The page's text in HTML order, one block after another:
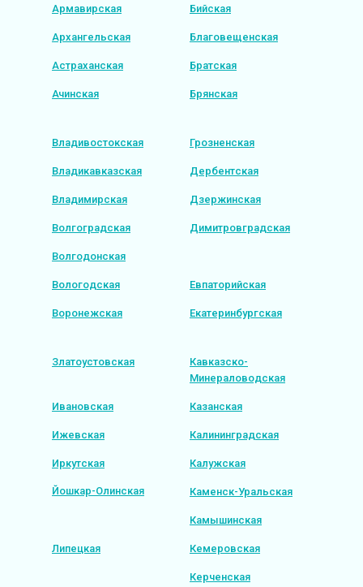
Армавирская
Архангельская
Ачинская
Астраханская
Бийская
Благовещенская
Братская
Брянская
Владивостокская
Владикавказская
Владимирская
Волгоградская
Волгодонская
Вологодская
Воронежская
Грозненская
Дербентская
Дзержинская
Димитровградская
Евпаторийская
Екатеринбургская
Златоустовская
Ивановская
Ижевская
Иркутская
Йошкар-Олинская
Кавказско-
Минераловодская
Казанская
Калининградская
Калужская
Каменск-Уральская
Камышинская
Кемеровская
Керченская
Липецкая